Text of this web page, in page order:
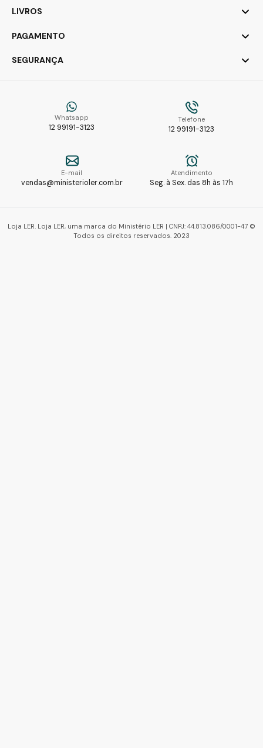
Whatsapp
12 99191-3123
Telefone
12 99191-3123
E-mail
vendas@ministerioler.com.br
Atendimento
Seg. à Sex. das 8h às 17h
LIVROS
PAGAMENTO
SEGURANÇA
Loja LER. Loja LER, uma marca do Ministério LER | CNPJ: 44.813.086/0001-47 ©
Todos os direitos reservados. 2023